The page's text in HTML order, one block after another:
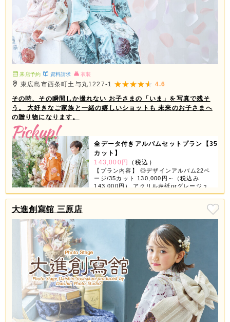
来店予約 資料請求 衣装
東広島市西条町土与丸1227-1
4.6
その時、その瞬間しか撮れない お子さまの「いま」を写真で残そ
う。 大好きなご家族と一緒の嬉しいショットも 未来のお子さまへ
の贈り物になります。
全データ付きアルバムセットプラン【35
カット】
143,000円
（税込）
【プラン内容】 ◎デザインアルバム22ペ
ージ/35カット 130,000円～（税込み
143,000円） アクリル表紙orグレージュ
表紙orちりめん表紙が選べちゃう！ 【デ
ータ】 ◎スマホ対応USB 撮影全データ
付き 【商品グッズ】 ◎6つの中から3つ選
フレーム（大・小2個） ③ホワイトフレー
ム（4コマ） ④フォトブロック（4個） ⑤
タテフレーム（大・小2個） ⑥A3プリン
ト 2ページ3カット追加で11,000円（税込
み12,100円） ※全データ付きアルバムセ
ットはお一人様写し対象です。
大進創寫舘 三原店